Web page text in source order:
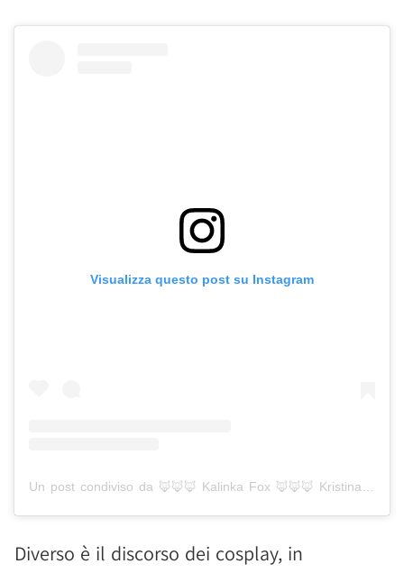
Visualizza questo post su Instagram
Un post condiviso da 🦊🦊🦊 Kalinka Fox 🦊🦊🦊 Kristina Strukova (@kalinka.fox)
Diverso è il discorso dei cosplay, in